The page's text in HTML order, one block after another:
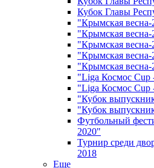
Кубок Главы
"Крымская весна-
"Крымская весна-
"Крымская весна-
"Крымская весна-
"Крымская весна-
"Liga Космос Cup
"Liga Космос Cup
"Кубок
"Кубок
Футбольный
2020"
Турнир среди
2018
Еще